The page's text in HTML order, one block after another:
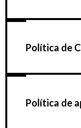
Política de
Política de